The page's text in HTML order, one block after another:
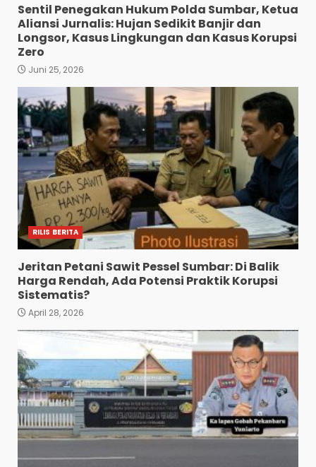
Sentil Penegakan Hukum Polda Sumbar, Ketua
Aliansi Jurnalis: Hujan Sedikit Banjir dan
Longsor, Kasus Lingkungan dan Kasus Korupsi
Zero
Juni 25, 2026
RILIS BERITA
Jeritan Petani Sawit Pessel Sumbar: Di Balik
Harga Rendah, Ada Potensi Praktik Korupsi
Sistematis?
April 28, 2026